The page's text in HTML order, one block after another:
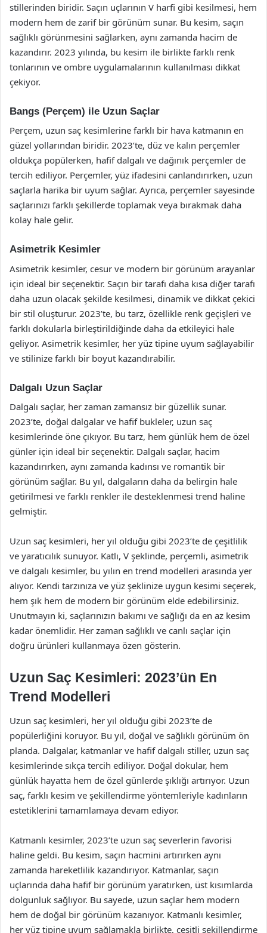
stillerinden biridir. Saçın uçlarının V harfi gibi kesilmesi, hem
modern hem de zarif bir görünüm sunar. Bu kesim, saçın
sağlıklı görünmesini sağlarken, aynı zamanda hacim de
kazandırır. 2023 yılında, bu kesim ile birlikte farklı renk
tonlarının ve ombre uygulamalarının kullanılması dikkat
çekiyor.
Bangs (Perçem) ile Uzun Saçlar
Perçem, uzun saç kesimlerine farklı bir hava katmanın en
güzel yollarından biridir. 2023’te, düz ve kalın perçemler
oldukça popülerken, hafif dalgalı ve dağınık perçemler de
tercih ediliyor. Perçemler, yüz ifadesini canlandırırken, uzun
saçlarla harika bir uyum sağlar. Ayrıca, perçemler sayesinde
saçlarınızı farklı şekillerde toplamak veya bırakmak daha
kolay hale gelir.
Asimetrik Kesimler
Asimetrik kesimler, cesur ve modern bir görünüm arayanlar
için ideal bir seçenektir. Saçın bir tarafı daha kısa diğer tarafı
daha uzun olacak şekilde kesilmesi, dinamik ve dikkat çekici
bir stil oluşturur. 2023’te, bu tarz, özellikle renk geçişleri ve
farklı dokularla birleştirildiğinde daha da etkileyici hale
geliyor. Asimetrik kesimler, her yüz tipine uyum sağlayabilir
ve stilinize farklı bir boyut kazandırabilir.
Dalgalı Uzun Saçlar
Dalgalı saçlar, her zaman zamansız bir güzellik sunar.
2023’te, doğal dalgalar ve hafif bukleler, uzun saç
kesimlerinde öne çıkıyor. Bu tarz, hem günlük hem de özel
günler için ideal bir seçenektir. Dalgalı saçlar, hacim
kazandırırken, aynı zamanda kadınsı ve romantik bir
görünüm sağlar. Bu yıl, dalgaların daha da belirgin hale
getirilmesi ve farklı renkler ile desteklenmesi trend haline
gelmiştir.
Uzun saç kesimleri, her yıl olduğu gibi 2023’te de çeşitlilik
ve yaratıcılık sunuyor. Katlı, V şeklinde, perçemli, asimetrik
ve dalgalı kesimler, bu yılın en trend modelleri arasında yer
alıyor. Kendi tarzınıza ve yüz şeklinize uygun kesimi seçerek,
hem şık hem de modern bir görünüm elde edebilirsiniz.
Unutmayın ki, saçlarınızın bakımı ve sağlığı da en az kesim
kadar önemlidir. Her zaman sağlıklı ve canlı saçlar için
doğru ürünleri kullanmaya özen gösterin.
Uzun Saç Kesimleri: 2023’ün En
Trend Modelleri
Uzun saç kesimleri, her yıl olduğu gibi 2023’te de
popülerliğini koruyor. Bu yıl, doğal ve sağlıklı görünüm ön
planda. Dalgalar, katmanlar ve hafif dalgalı stiller, uzun saç
kesimlerinde sıkça tercih ediliyor. Doğal dokular, hem
günlük hayatta hem de özel günlerde şıklığı artırıyor. Uzun
saç, farklı kesim ve şekillendirme yöntemleriyle kadınların
estetiklerini tamamlamaya devam ediyor.
Katmanlı kesimler, 2023’te uzun saç severlerin favorisi
haline geldi. Bu kesim, saçın hacmini artırırken aynı
zamanda hareketlilik kazandırıyor. Katmanlar, saçın
uçlarında daha hafif bir görünüm yaratırken, üst kısımlarda
dolgunluk sağlıyor. Bu sayede, uzun saçlar hem modern
hem de doğal bir görünüm kazanıyor. Katmanlı kesimler,
her yüz tipine uyum sağlamakla birlikte, çeşitli şekillendirme